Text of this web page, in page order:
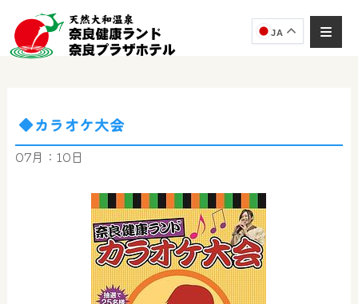
JA
◆カラオケ大会
07月：10日
ご質問をお伺いします。